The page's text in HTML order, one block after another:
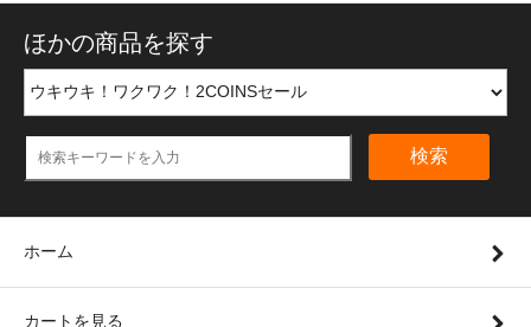
ほかの商品を探す
検索
ホーム
カートを見る